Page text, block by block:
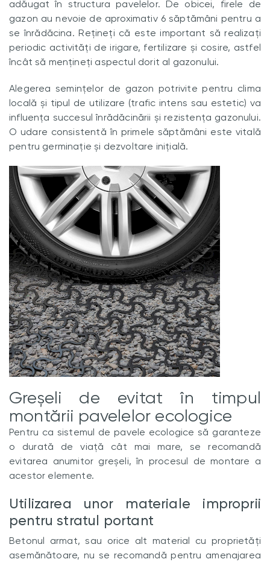
adăugat în structura pavelelor. De obicei, firele de
gazon au nevoie de aproximativ 6 săptămâni pentru a
se înrădăcina. Rețineți că este important să realizați
periodic activități de irigare, fertilizare și cosire, astfel
încât să mențineți aspectul dorit al gazonului.
Alegerea semințelor de gazon potrivite pentru clima
locală și tipul de utilizare (trafic intens sau estetic) va
influența succesul înrădăcinării și rezistența gazonului.
O udare consistentă în primele săptămâni este vitală
pentru germinație și dezvoltare inițială.
Greșeli de evitat în timpul
montării pavelelor ecologice
Pentru ca sistemul de pavele ecologice să garanteze
o durată de viață cât mai mare, se recomandă
evitarea anumitor greșeli, în procesul de montare a
acestor elemente.
Utilizarea unor materiale improprii
pentru stratul portant
Betonul armat, sau orice alt material cu proprietăți
asemănătoare, nu se recomandă pentru amenajarea